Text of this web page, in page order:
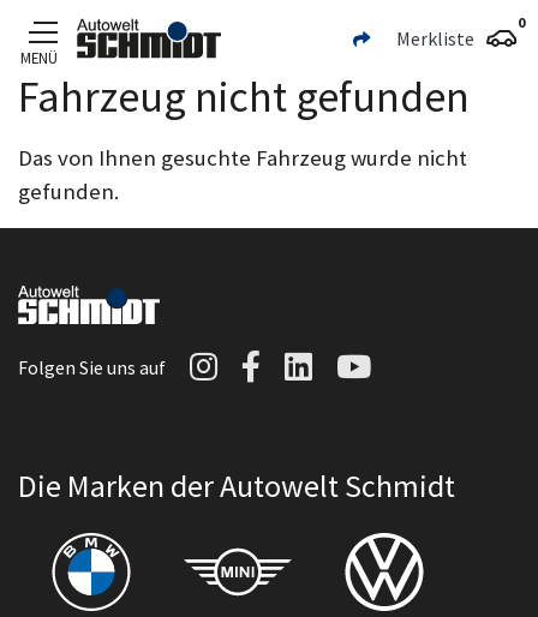
Zum Hauptinhalt
MENÜ
Merkliste
0
Fahrzeug nicht gefunden
Das von Ihnen gesuchte Fahrzeug wurde nicht
gefunden.
Folgen Sie uns auf Autowelt Schmidt auf
Autowelt Schmidt
AutoweltAutowelt
Die Marken der Autowelt Schmidt